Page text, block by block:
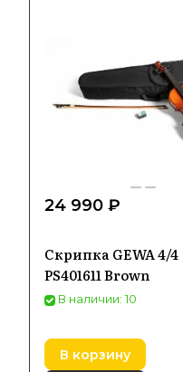
24 990 ₽
Скрипка GEWA 4/4
PS401611 Brown
В наличии: 10
В корзину